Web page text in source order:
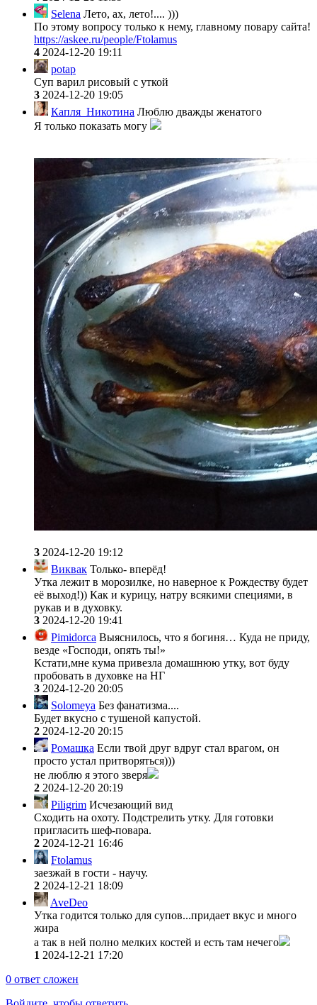
Selena Лето, ах, лето!.... )))
По этому вопросу только к нему, главному повару сайта!
https://askee.ru/people/Ftolamus
4 2024-12-20 19:11
potap
Суп варил рисовый с уткой
3 2024-12-20 19:05
Капля_Никотина Люблю дважды женатого
Я только показать могу
3 2024-12-20 19:12
Виквак Только- вперёд!
Утка лежит в морозилке, но наверное к Рождеству будет
её выход!)) Как и курицу, натру всякими специями, в
рукав и в духовку.
3 2024-12-20 19:41
Pimidorca Выяснилось, что я богиня… Куда не приду,
везде «Господи, опять ты!»
Кстати,мне кума привезла домашнюю утку, вот буду
пробовать в духовке на НГ
3 2024-12-20 20:05
Solomeya Без фанатизма....
Будет вкусно с тушеной капустой.
2 2024-12-20 20:15
Ромашка Если твой друг вдруг стал врагом, он
просто устал притворяться)))
не люблю я этого зверя
2 2024-12-20 20:19
Piligrim Исчезающий вид
Сходить на охоту. Подстрелить утку. Для готовки
пригласить шеф-повара.
2 2024-12-21 16:46
Ftolamus
заезжай в гости - научу.
2 2024-12-21 18:09
AveDeo
Утка годится только для супов...придает вкус и много
жира
а так в ней полно мелких костей и есть там нечего
1 2024-12-21 17:20
0 ответ сложен